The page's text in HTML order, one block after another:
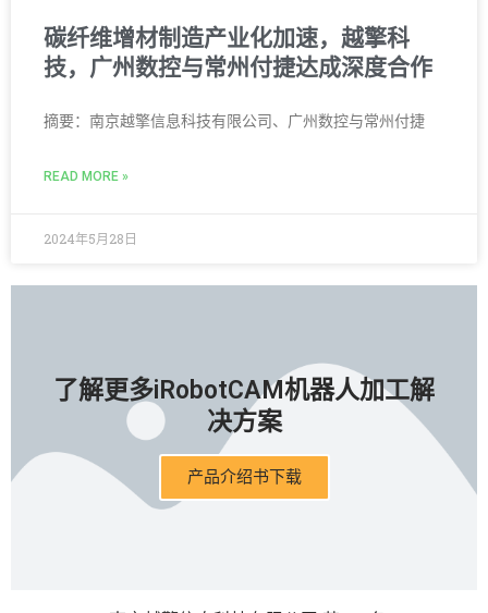
碳纤维增材制造产业化加速，越擎科
技，广州数控与常州付捷达成深度合作
摘要：南京越擎信息科技有限公司、广州数控与常州付捷
READ MORE »
2024年5月28日
了解更多iRobotCAM机器人加工解
决方案
产品介绍书下载